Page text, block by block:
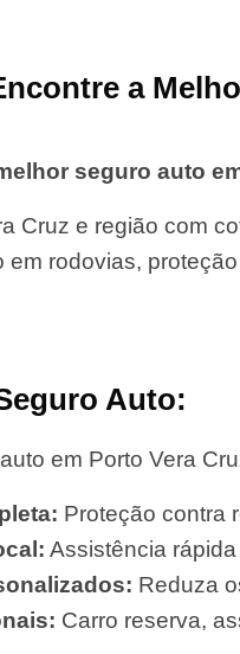
a
seguro auto
Cruz e região com
em rodovias,
Auto:
em Porto Vera
Proteção contra
Assistência
Reduza
Carro reserva,